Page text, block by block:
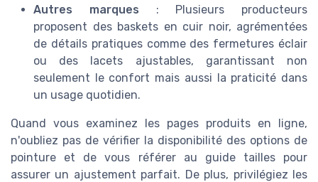
Autres marques : Plusieurs producteurs
proposent des baskets en cuir noir, agrémentées
de détails pratiques comme des fermetures éclair
ou des lacets ajustables, garantissant non
seulement le confort mais aussi la praticité dans
un usage quotidien.
Quand vous examinez les pages produits en ligne,
n'oubliez pas de vérifier la disponibilité des options de
pointure et de vous référer au guide tailles pour
assurer un ajustement parfait. De plus, privilégiez les